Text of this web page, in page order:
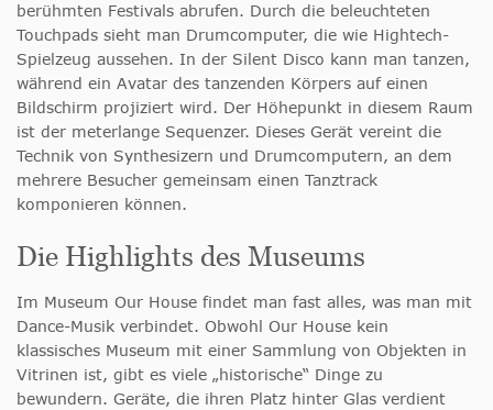
berühmten Festivals abrufen. Durch die beleuchteten
Touchpads sieht man Drumcomputer, die wie Hightech-
Spielzeug aussehen. In der Silent Disco kann man tanzen,
während ein Avatar des tanzenden Körpers auf einen
Bildschirm projiziert wird. Der Höhepunkt in diesem Raum
ist der meterlange Sequenzer. Dieses Gerät vereint die
Technik von Synthesizern und Drumcomputern, an dem
mehrere Besucher gemeinsam einen Tanztrack
komponieren können.
Die Highlights des Museums
Im Museum Our House findet man fast alles, was man mit
Dance-Musik verbindet. Obwohl Our House kein
klassisches Museum mit einer Sammlung von Objekten in
Vitrinen ist, gibt es viele „historische“ Dinge zu
bewundern. Geräte, die ihren Platz hinter Glas verdient